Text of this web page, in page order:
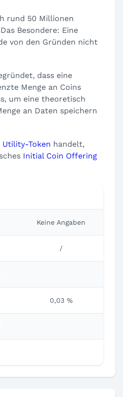
rund 50 Millionen
Besondere: Eine
von den Gründen nicht
dass eine
Menge an Coins
um eine theoretisch
an Daten speichern
Utility-Token handelt,
Initial Coin Offering
Keine Angaben
/
0,03 %